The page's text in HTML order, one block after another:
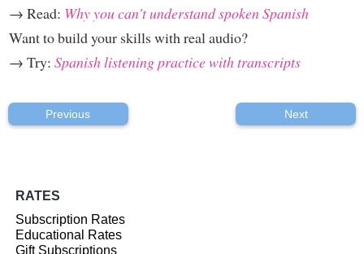
→ Read: Why you can't understand spoken Spanish
Want to build your skills with real audio?
→ Try: Spanish listening practice with transcripts
Previous Next
RATES
Subscription Rates
Educational Rates
Gift Subscriptions